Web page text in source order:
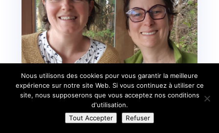
Nous utilisons des cookies pour vous garantir la meilleure
expérience sur notre site Web. Si vous continuez à utiliser ce
site, nous supposerons que vous acceptez nos conditions
d'utilisation.
Tout Accepter
Refuser